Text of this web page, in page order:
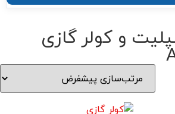
و کولر گازی